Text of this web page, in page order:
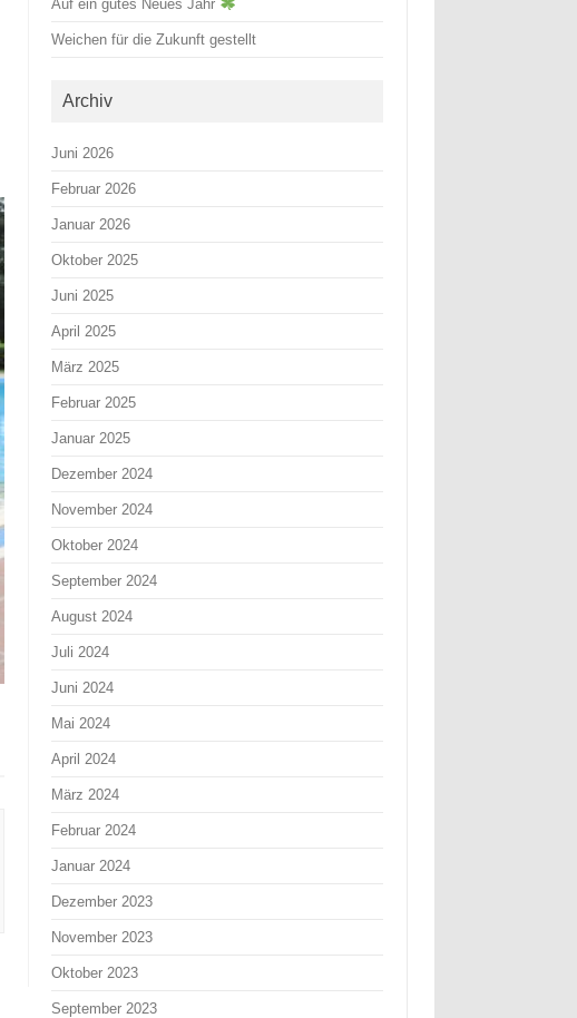
Auf ein gutes Neues Jahr
Weichen für die Zukunft gestellt
Archiv
Juni 2026
Februar 2026
Januar 2026
Oktober 2025
Juni 2025
April 2025
März 2025
Februar 2025
Januar 2025
Dezember 2024
November 2024
Oktober 2024
September 2024
August 2024
Juli 2024
Juni 2024
Mai 2024
April 2024
März 2024
Februar 2024
Januar 2024
Dezember 2023
November 2023
Oktober 2023
September 2023